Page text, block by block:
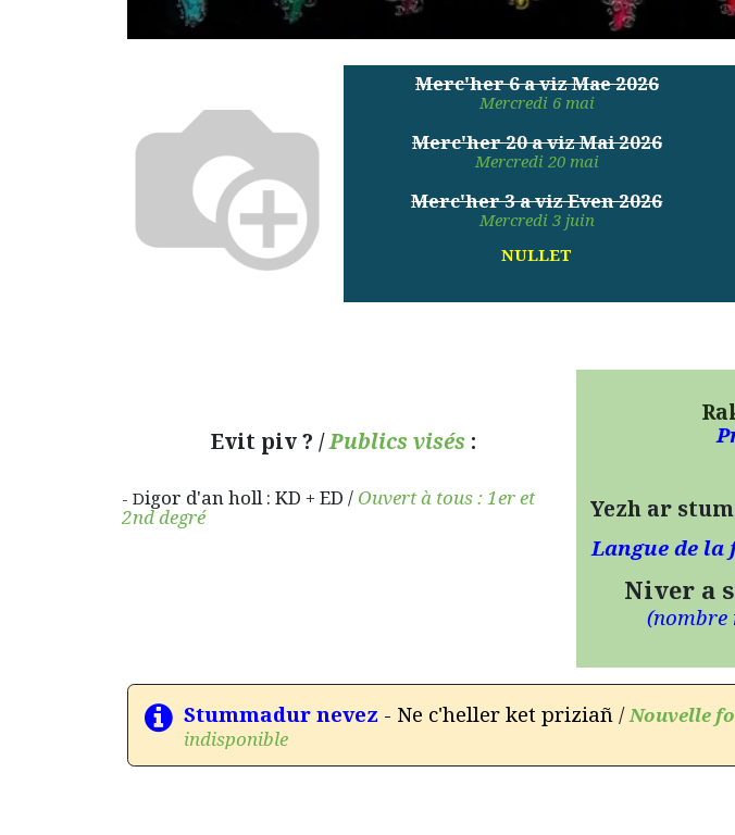
Merc'her 6 a viz Mae 2026
Mercredi 6 mai
Merc'her 20 a viz Mai 2026
Mercredi 20 mai
Merc'her 3 a viz Even 2026
Mercredi 3 juin
NULLET
Yezh ar
Langue de
Niver a
(nombre
Evit piv ? /Publics visés:
- Digor d'an holl : KD + ED / Ouvert à tous : 1er et
2nd degré
Stummadur nevez - Ne c'heller ket priziañ / Nouvelle
indisponible